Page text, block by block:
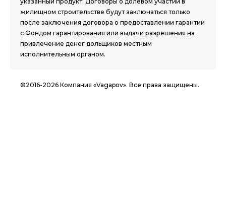
жилищном строительстве будут заключаться только
после заключения договора о предоставлении гарантии
с Фондом гарантирования или выдачи разрешения на
привлечение денег дольщиков местным
исполнительным органом.
©2016-2026 Компания «Vagapov». Все права защищены.